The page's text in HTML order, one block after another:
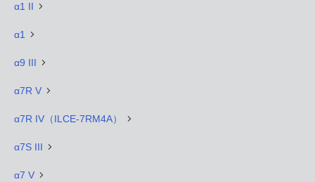
α1 II
α1
α9 III
α7R V
α7R IV（ILCE-7RM4A）
α7S III
α7 V